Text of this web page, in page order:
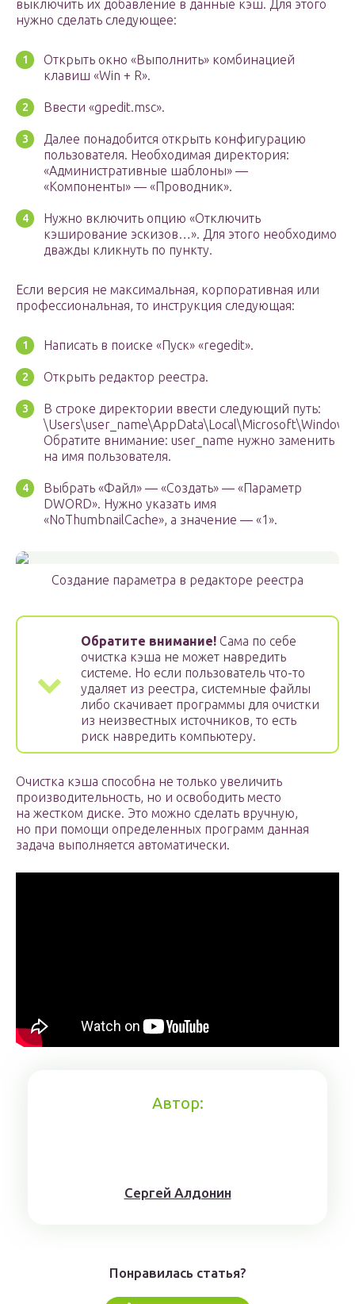
выключить их добавление в данные кэш. Для этого
нужно сделать следующее:
Открыть окно «Выполнить» комбинацией
клавиш «Win + R».
Ввести «gpedit.msc».
Далее понадобится открыть конфигурацию
пользователя. Необходимая директория:
«Административные шаблоны» —
«Компоненты» — «Проводник».
Нужно включить опцию «Отключить
кэширование эскизов…». Для этого необходимо
дважды кликнуть по пункту.
Если версия не максимальная, корпоративная или
профессиональная, то инструкция следующая:
Написать в поиске «Пуск» «regedit».
Открыть редактор реестра.
В строке директории ввести следующий путь:
Обратите внимание: user_name нужно заменить
на имя пользователя.
Выбрать «Файл» — «Создать» — «Параметр
DWORD». Нужно указать имя
«NoThumbnailCache», а значение — «1».
Создание параметра в редакторе реестра
Обратите внимание! Сама по себе
очистка кэша не может навредить
системе. Но если пользователь что-то
удаляет из реестра, системные файлы
либо скачивает программы для очистки
из неизвестных источников, то есть
риск навредить компьютеру.
Очистка кэша способна не только увеличить
производительность, но и освободить место
на жестком диске. Это можно сделать вручную,
но при помощи определенных программ данная
задача выполняется автоматически.
Автор:
Сергей Алдонин
Понравилась статья?